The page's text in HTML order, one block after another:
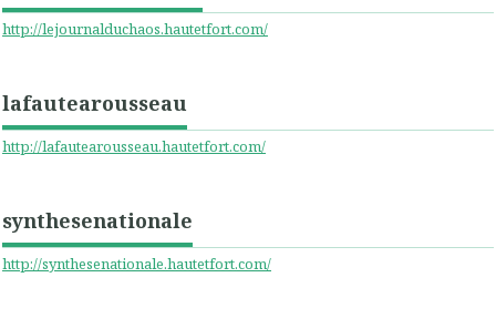
http://lejournalduchaos.hautetfort.com/
lafautearousseau
http://lafautearousseau.hautetfort.com/
synthesenationale
http://synthesenationale.hautetfort.com/